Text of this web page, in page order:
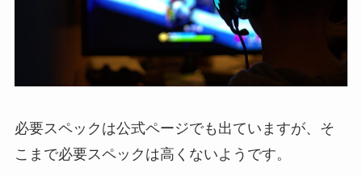
必要スペックは公式ページでも出ていますが、そ
こまで必要スペックは高くないようです。